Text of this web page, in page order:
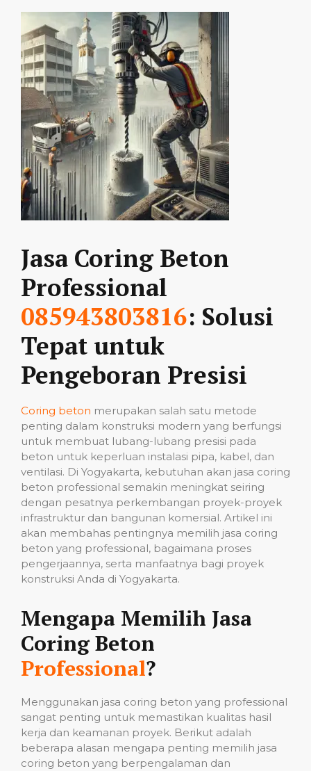
Jasa Coring Beton
Professional
085943803816: Solusi
Tepat untuk
Pengeboran Presisi
Coring beton merupakan salah satu metode
penting dalam konstruksi modern yang berfungsi
untuk membuat lubang-lubang presisi pada
beton untuk keperluan instalasi pipa, kabel, dan
ventilasi. Di Yogyakarta, kebutuhan akan jasa coring
beton professional semakin meningkat seiring
dengan pesatnya perkembangan proyek-proyek
infrastruktur dan bangunan komersial. Artikel ini
akan membahas pentingnya memilih jasa coring
beton yang professional, bagaimana proses
pengerjaannya, serta manfaatnya bagi proyek
konstruksi Anda di Yogyakarta.
Mengapa Memilih Jasa
Coring Beton
Professional?
Menggunakan jasa coring beton yang professional
sangat penting untuk memastikan kualitas hasil
kerja dan keamanan proyek. Berikut adalah
beberapa alasan mengapa penting memilih jasa
coring beton yang berpengalaman dan